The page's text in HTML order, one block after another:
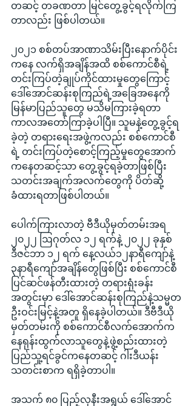
တဆင့် တခဏတာ မြင်တွေ့ခွင့်ရလိုက်ကြ
တာလည်း ဖြစ်ပါတယ်။
၂၀၂၁ စစ်တပ်အာဏာသိမ်းပြီးနောက်ပိုင်း
ကနေ လက်ရှိအချိန်အထိ စစ်ကောင်စီရဲ့
တင်းကြပ်တဲ့ချုပ်ကိုင်ထားမှုတွေကြောင့်
ဒေါ်အောင်ဆန်းစုကြည်ရဲ့အခြေအနေကို
မြန်မာပြည်သူတွေ မသိမကြားခဲ့ရတာ
ကာလအတော်ကြာခဲ့ပါပြီ။ သူမနဲ့တွေ့ခွင့်ရ
ခဲ့တဲ့ တရားရေးအဖွဲ့ကလည်း စစ်ကောင်စီ
ရဲ့ တင်းကြပ်တဲ့စောင့်ကြည့်မှုတွေအောက်
ကနေတဆင့်သာ တွေ့ခွင့်ရခဲ့တာဖြစ်ပြီး
သတင်းအချက်အလက်တွေကို ပိတ်ဆို့
ခံထားရတာဖြစ်ပါတယ်။
ပေါက်ကြားလာတဲ့ ဗီဒီယိုမှတ်တမ်းအရ
၂၀၂၂ ဩဂုတ်လ ၁၂ ရက်နဲ့ ၂၀၂၂ ခုနှစ်
ဒီဇင်ဘာ ၁၂ ရက် နေ့လယ်၁၂နာရီကျော်နဲ့
၃နာရီကျော်အချိန်တွေဖြစ်ပြီး စစ်ကောင်စီ
ပြင်ဆင်ဖန်တီးထားတဲ့ တရားရုံးခန်း
အတွင်းမှာ ဒေါ်အောင်ဆန်းစုကြည်နဲ့သမ္မတ
ဦးဝင်းမြင့်နဲ့အတူ ရှိနေခဲ့ပါတယ်။ ဒီဗီဒီယို
မှတ်တမ်းကို စစ်ကောင်စီလက်အောက်က
နေရုန်းထွက်လာသူတွေနဲ့ဖွဲ့စည်းထားတဲ့
ပြည်သူ့ရင်ခွင်ကနေတဆင့် ဂါးဒီယန်း
သတင်းစာက ရရှိခဲ့တာပါ။
အသက် ၈၀ ပြည့်လုနီးအရွယ် ဒေါ်အောင်